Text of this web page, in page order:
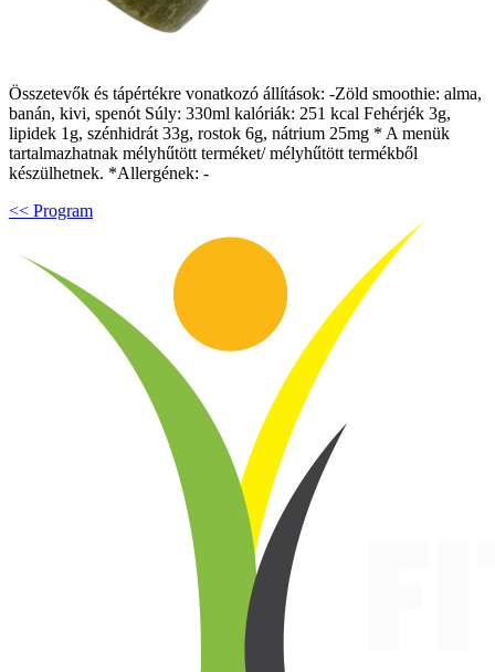
Összetevők és tápértékre vonatkozó állítások: -Zöld smoothie: alma,
banán, kivi, spenót Súly: 330ml kalóriák: 251 kcal Fehérjék 3g,
lipidek 1g, szénhidrát 33g, rostok 6g, nátrium 25mg * A menük
tartalmazhatnak mélyhűtött terméket/ mélyhűtött termékből
készülhetnek. *Allergének: -
<< Program